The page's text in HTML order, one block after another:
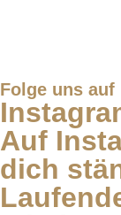
Folge uns auf
Auf
dich